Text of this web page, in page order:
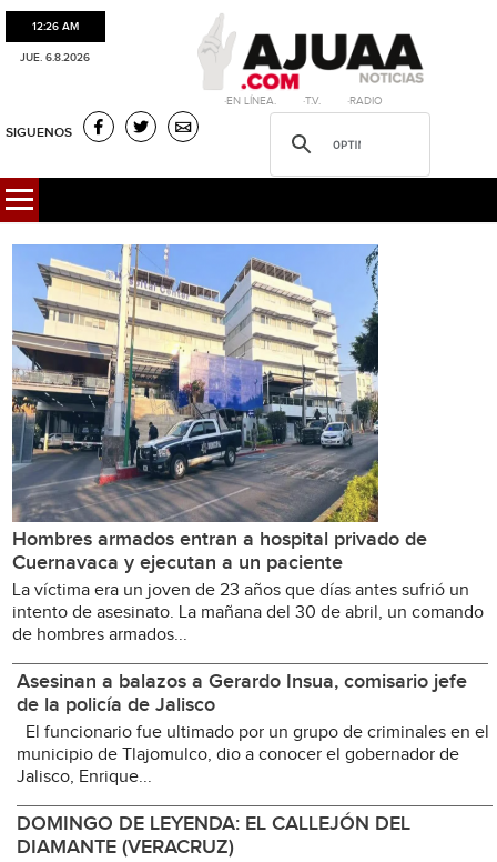
12:26 AM
JUE. 6.8.2026
·EN LÍNEA. ·T.V. ·RADIO
SIGUENOS
Hombres armados entran a hospital privado de
Cuernavaca y ejecutan a un paciente
La víctima era un joven de 23 años que días antes sufrió un
intento de asesinato. La mañana del 30 de abril, un comando
de hombres armados...
Asesinan a balazos a Gerardo Insua, comisario jefe
de la policía de Jalisco
El funcionario fue ultimado por un grupo de criminales en el
municipio de Tlajomulco, dio a conocer el gobernador de
Jalisco, Enrique...
DOMINGO DE LEYENDA: EL CALLEJÓN DEL
DIAMANTE (VERACRUZ)